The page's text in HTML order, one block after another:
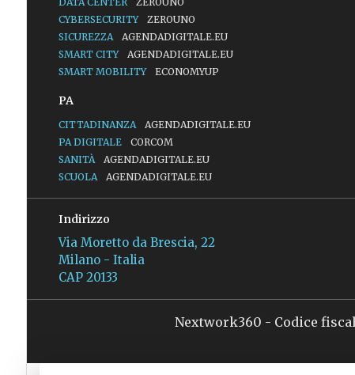
CYBERSECURITY
ZEROUNO
SICUREZZA
AGENDADIGITALE.EU
SMART CITY
AGENDADIGITALE.EU
SMART MOBILITY
ECONOMYUP
PA
CITTADINANZA
AGENDADIGITALE.EU
PA DIGITALE
CORCOM
SANITÀ
AGENDADIGITALE.EU
SCUOLA
AGENDADIGITALE.EU
Indirizzo
Via Moretto da Brescia, 22
Milano - Italia
CAP 20133
Nextwork360 - Codice